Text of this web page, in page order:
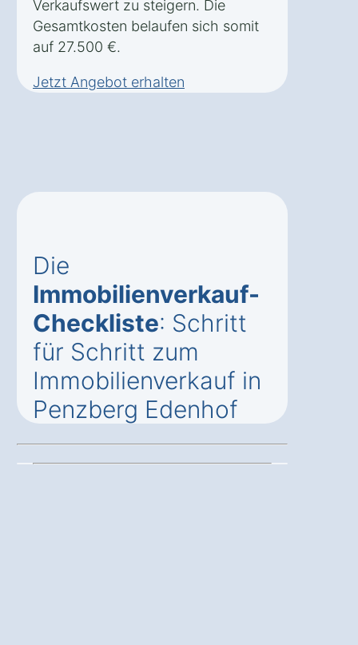
Verkaufswert zu steigern. Die
Gesamtkosten belaufen sich somit
auf 27.500 €.
Jetzt Angebot erhalten
Die
Immobilienverkauf-
Checkliste: Schritt
für Schritt zum
Immobilienverkauf in
Penzberg Edenhof